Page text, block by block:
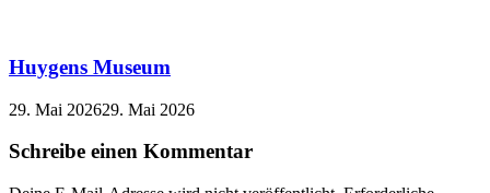
Huygens Museum
29. Mai 202629. Mai 2026
Schreibe einen Kommentar